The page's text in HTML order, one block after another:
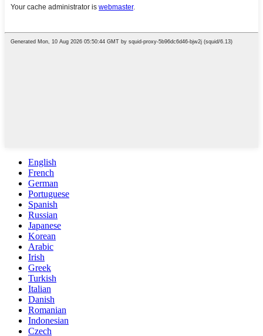
English
French
German
Portuguese
Spanish
Russian
Japanese
Korean
Arabic
Irish
Greek
Turkish
Italian
Danish
Romanian
Indonesian
Czech